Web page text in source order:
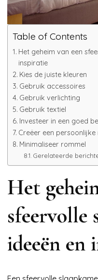
Table of Contents
Het geheim van een
inspiratie
Kies de juiste kleuren
Gebruik accessoires
Gebruik verlichting
Gebruik textiel
Investeer in een goed
Creëer een persoonlijke
Minimaliseer rommel
Gerelateerde
Het
sfeervolle
ideeën en